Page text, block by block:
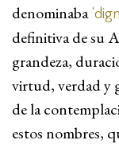
denominaba
definitiva de su
grandeza,
virtud, verdad y
de la
estos nombres,